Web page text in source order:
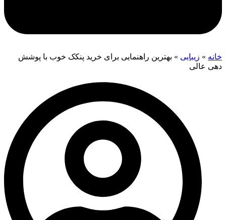
خانه » زیبایی » بهترین راهنمایی برای خريد پنکک خوب با پوشش
دهی عالی